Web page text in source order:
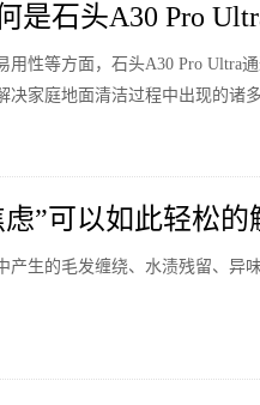
石头A30 Pro
性等方面，石头A30 Pro Ultra
家庭地面清洁过程中出现的诸多
”可以如此轻松的
生的毛发缠绕、水渍残留、异